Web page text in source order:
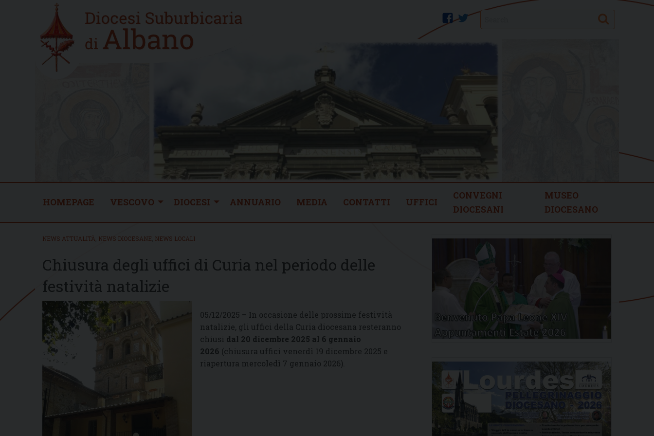
Home
new
twitter
facebook Search
HOMEPAGE VESCOVO DIOCESI ANNUARIO MEDIA CONTATTI UFFICI
CONVEGNI
DIOCESANI
MUSEO
DIOCESANO
NEWS ATTUALITÀ NEWS DIOCESANE NEWS LOCALI
Chiusura degli uffici di Curia nel periodo delle
festività natalizie
05/12/2025 – In occasione delle prossime festività
natalizie, gli uffici della Curia diocesana resteranno
chiusi dal 20 dicembre 2025 al 6 gennaio
2026 (chiusura uffici venerdì 19 dicembre 2025 e
riapertura mercoledì 7 gennaio 2026).